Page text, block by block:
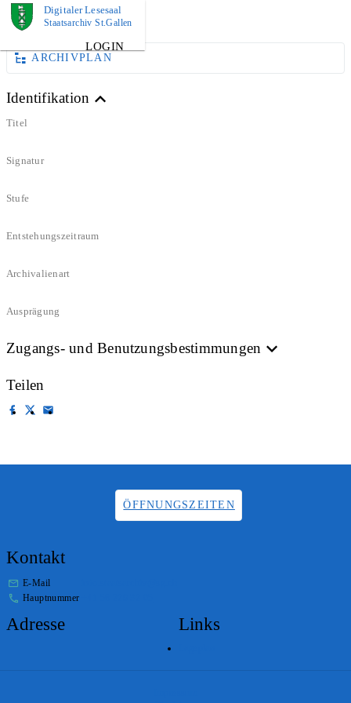
Digitaler Lesesaal
Staatsarchiv St.Gallen
LOGIN
DOKUMENT
ARCHIVPLAN
Identifikation
Titel
Signatur
Stufe
Entstehungszeitraum
Archivalienart
Ausprägung
Zugangs- und Benutzungsbestimmungen
Teilen
ÖFFNUNGSZEITEN
Kontakt
E-Mail
Hauptnummer
Adresse Links